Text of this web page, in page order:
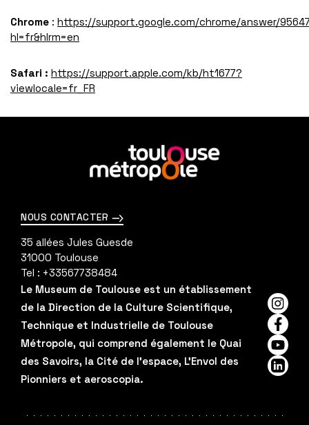
Chrome : https://support.google.com/chrome/answer/
hl=fr&hlrm=en
Safari : https://support.apple.com/kb/ht1677?
viewlocale=fr_FR
En
savoir
plus
NOUS CONTACTER
35 allées Jules Guesde
31000 Toulouse
Tel : +33567738484
Le Museum de Toulouse est un établissement
de la Direction de la Culture Scientifique,
Technique et Industrielle de Toulouse
Métropole, qui comprend également le Quai
des Savoirs, la Cité de l'espace, L'Envol des
Pionniers et aeroscopia.